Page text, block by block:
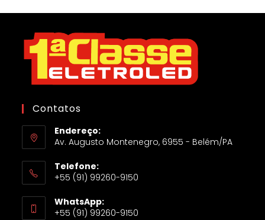
Contatos
Endereço:
Av. Augusto Montenegro, 6955 - Belém/PA
Telefone:
+55 (91) 99260-9150
WhatsApp:
+55 (91) 99260-9150